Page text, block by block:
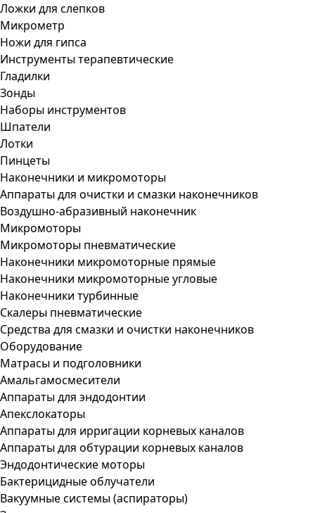
Ложки для слепков
Микрометр
Ножи для гипса
Инструменты терапевтические
Гладилки
Зонды
Наборы инструментов
Шпатели
Лотки
Пинцеты
Наконечники и микромоторы
Аппараты для очистки и смазки наконечников
Воздушно-абразивный наконечник
Микромоторы
Микромоторы пневматические
Наконечники микромоторные прямые
Наконечники микромоторные угловые
Наконечники турбинные
Скалеры пневматические
Средства для смазки и очистки наконечников
Оборудование
Матрасы и подголовники
Амальгамосмесители
Аппараты для эндодонтии
Апекслокаторы
Аппараты для ирригации корневых каналов
Аппараты для обтурации корневых каналов
Эндодонтические моторы
Бактерицидные облучатели
Вакуумные системы (аспираторы)